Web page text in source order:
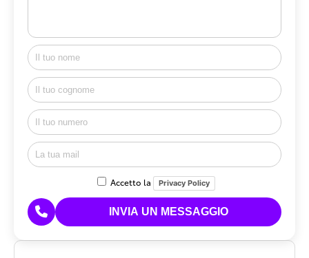
Accetto la Privacy Policy